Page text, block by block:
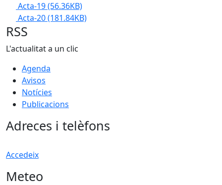
Acta-19(56.36KB)
Acta-20(181.84KB)
RSS
L'actualitat a un clic
Agenda
Avisos
Notícies
Publicacions
Adreces i telèfons
Accedeix
Meteo